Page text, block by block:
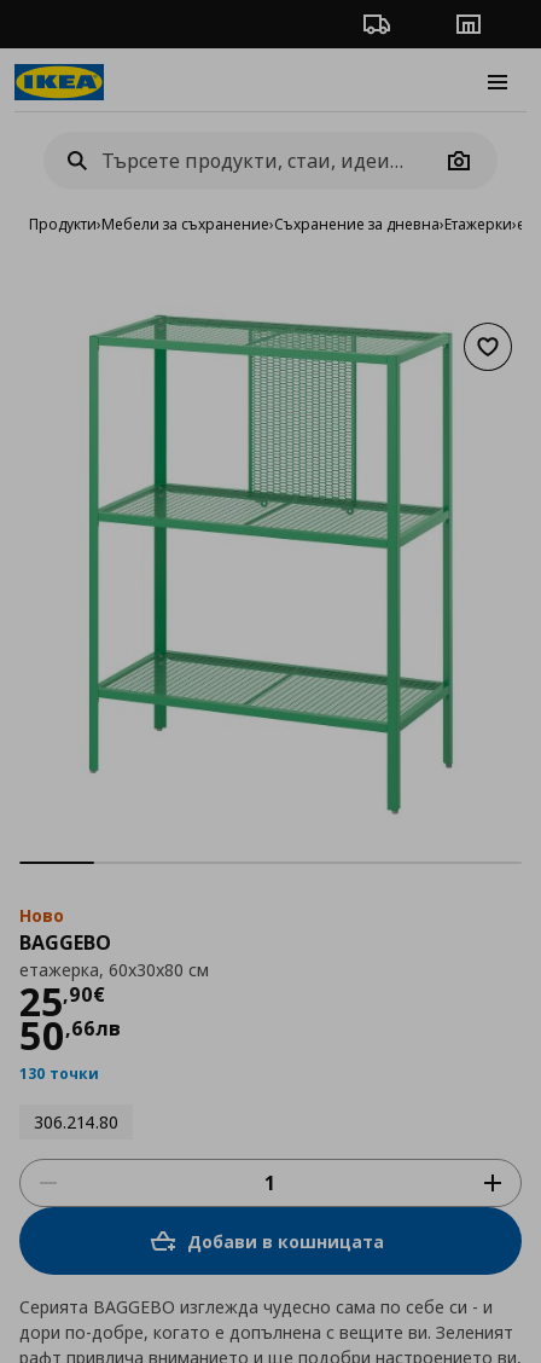
Проследяване на
Camera
Продукти›Мебели за съхранение›Съхранение за дневна›Етажерки›
Ново
BAGGEBO
етажерка, 60x30x80 см
25,90€
Цена
50,66лв
130 точки
306.214.80
Добави в кошницата
Серията BAGGEBO изглежда чудесно сама по себе си - и
дори по-добре, когато е допълнена с вещите ви. Зеленият
рафт привлича вниманието и ще подобри настроението ви,